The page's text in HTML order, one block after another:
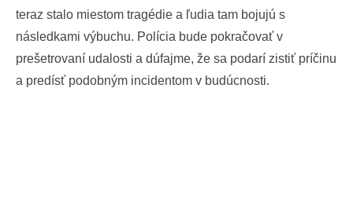
teraz stalo miestom tragédie a ľudia tam bojujú s
následkami výbuchu. Polícia bude pokračovať v
prešetrovaní udalosti a dúfajme, že sa podarí zistiť príčinu
a predísť podobným incidentom v budúcnosti.